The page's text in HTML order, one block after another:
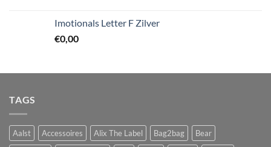
Imotionals Letter F Zilver
€0,00
TAGS
Aalst Accessoires Alix The Label Bag2bag
Bear